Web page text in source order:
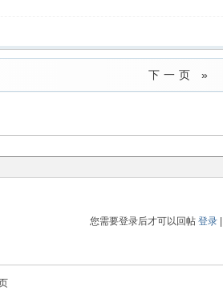
下一页 »
您需要登录后才可以回帖 登录|